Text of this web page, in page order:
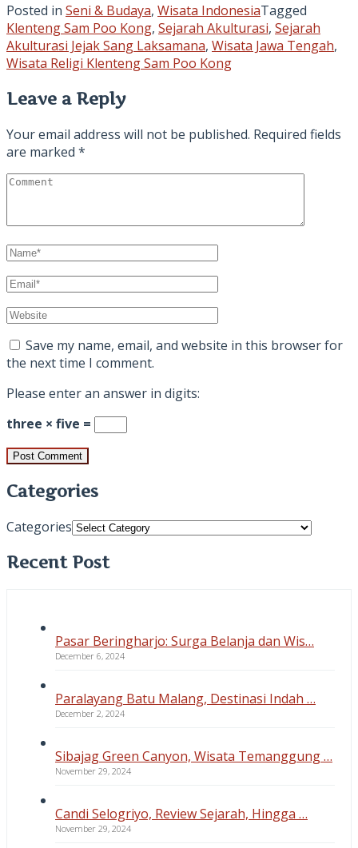
Posted in Seni & Budaya, Wisata IndonesiaTagged
Klenteng Sam Poo Kong, Sejarah Akulturasi, Sejarah
Akulturasi Jejak Sang Laksamana, Wisata Jawa Tengah,
Wisata Religi Klenteng Sam Poo Kong
Leave a Reply
Your email address will not be published. Required fields
are marked *
Save my name, email, and website in this browser for
the next time I comment.
Please enter an answer in digits:
three × five =
Categories
Categories
Recent Post
Pasar Beringharjo: Surga Belanja dan Wis…
December 6, 2024
Paralayang Batu Malang, Destinasi Indah …
December 2, 2024
Sibajag Green Canyon, Wisata Temanggung …
November 29, 2024
Candi Selogriyo, Review Sejarah, Hingga …
November 29, 2024